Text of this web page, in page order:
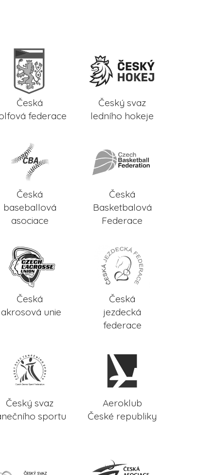
Česká
federace
Český svaz
ledního hokeje
Česká
baseballová
asociace
Česká
Basketbalová
Federace
Česká
unie
Česká
jezdecká
federace
Český svaz
sportu
Aeroklub
České republiky